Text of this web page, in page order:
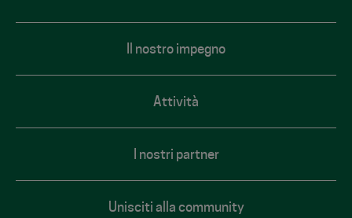
footer
Il nostro impegno
Attività
I nostri partner
Unisciti alla community